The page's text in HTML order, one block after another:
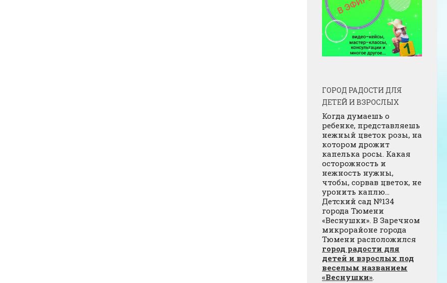
ГОРОД РАДОСТИ ДЛЯ
ДЕТЕЙ И ВЗРОСЛЫХ
Когда думаешь о
ребенке, представляешь
нежный цветок розы, на
котором дрожит
капелька росы. Какая
осторожность и
нежность нужны,
чтобы, сорвав цветок, не
уронить каплю…
Детский сад №134
города Тюмени
«Веснушки». В Заречном
микрорайоне города
Тюмени расположился
город радости для
детей и взрослых под
веселым названием
«Веснушки».